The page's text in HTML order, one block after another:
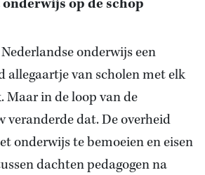
onderwijs op de schop
onderwijs een
allegaartje van scholen met elk
Maar in de loop van de
veranderde dat. De overheid
onderwijs te bemoeien en eisen
dachten pedagogen na